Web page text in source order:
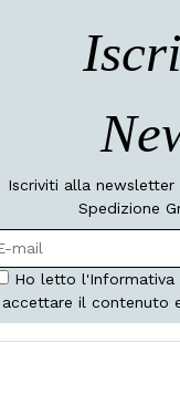
Iscriviti alla
Spedizione
Ho letto l'Informativa
accettare il contenuto